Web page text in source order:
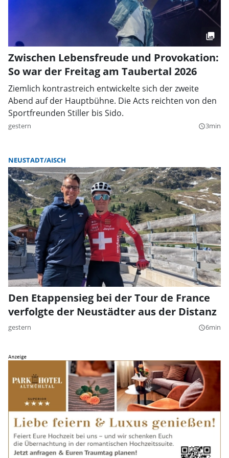
Zwischen Lebensfreude und Provokation:
So war der Freitag am Taubertal 2026
Ziemlich kontrastreich entwickelte sich der zweite
Abend auf der Hauptbühne. Die Acts reichten von den
Sportfreunden Stiller bis Sido.
gestern query_builder3min
NEUSTADT/AISCH
Den Etappensieg bei der Tour de France
verfolgte der Neustädter aus der Distanz
gestern query_builder6min